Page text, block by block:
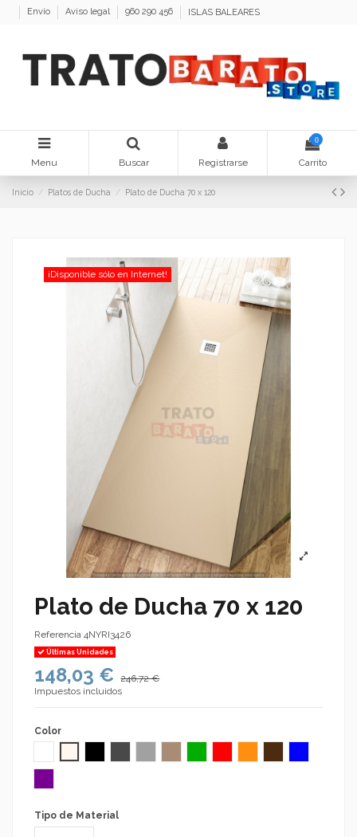
Envío Aviso legal 960 290 456 ISLAS BALEARES
Menu Buscar Registrarse
0
Carrito
Inicio Platos de Ducha Plato de Ducha 70 x 120
¡Disponible sólo en Internet!
Plato de Ducha 70 x 120
Referencia 4NYRI3426
Últimas Unidades
148,03 €
246,72 €
Impuestos incluidos
Color
Tipo de Material